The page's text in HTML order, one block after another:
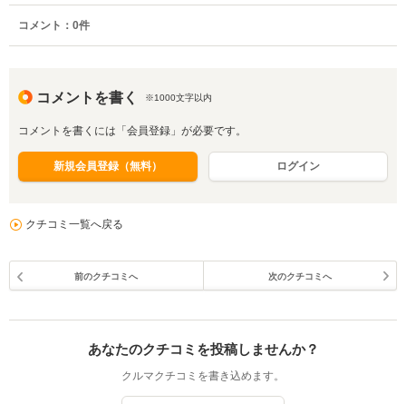
コメント： 0件
コメントを書く ※1000文字以内
コメントを書くには「会員登録」が必要です。
新規会員登録（無料） ログイン
クチコミ一覧へ戻る
前のクチコミへ 次のクチコミへ
あなたのクチコミを投稿しませんか？
クルマクチコミを書き込めます。